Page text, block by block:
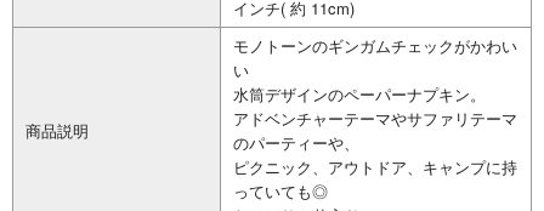
インチ( 約 11cm)
商品説明
モノトーンのギンガムチェックがかわい
い
水筒デザインのペーパーナプキン。
アドベンチャーテーマやサファリテーマ
のパーティーや、
ピクニック、アウトドア、キャンプに持
っていても◎